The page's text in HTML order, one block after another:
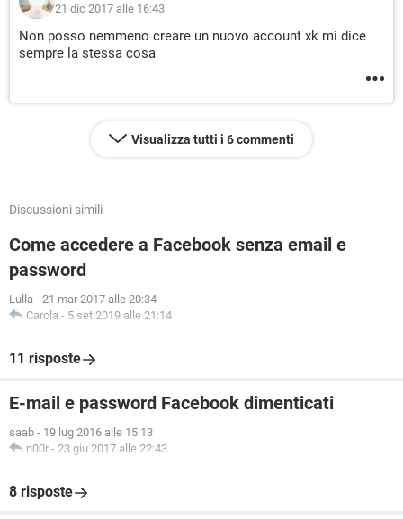
21 dic 2017 alle 16:43
Non posso nemmeno creare un nuovo account xk mi dice
sempre la stessa cosa
Visualizza tutti i 6 commenti
Discussioni simili
Come accedere a Facebook senza email e
password
Lulla - 21 mar 2017 alle 20:34
Carola - 5 set 2019 alle 21:14
11 risposte
E-mail e password Facebook dimenticati
saab - 19 lug 2016 alle 15:13
n00r - 23 giu 2017 alle 22:43
8 risposte